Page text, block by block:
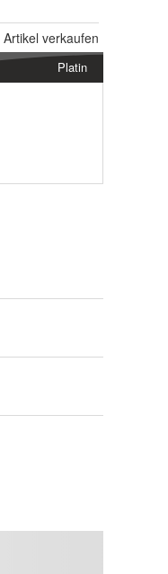
Artikel verkaufen
Platin